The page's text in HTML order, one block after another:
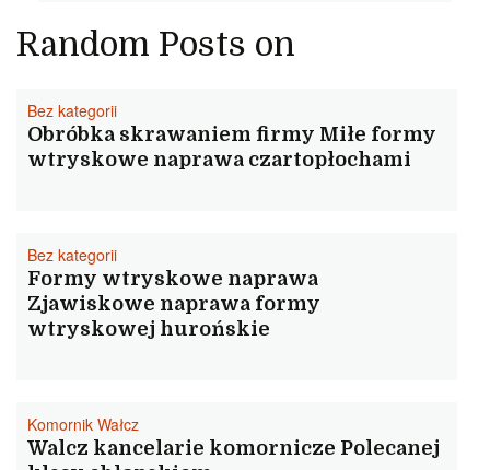
Random Posts on
Bez kategorii
Obróbka skrawaniem firmy Miłe formy
wtryskowe naprawa czartopłochami
Bez kategorii
Formy wtryskowe naprawa
Zjawiskowe naprawa formy
wtryskowej hurońskie
Komornik Wałcz
Walcz kancelarie komornicze Polecanej